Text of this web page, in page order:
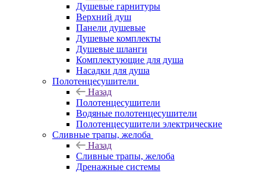
Душевые гарнитуры
Верхний душ
Панели душевые
Душевые комплекты
Душевые шланги
Комплектующие для душа
Насадки для душа
Полотенцесушители
Назад
Полотенцесушители
Водяные полотенцесушители
Полотенцесушители электрические
Сливные трапы, желоба
Назад
Сливные трапы, желоба
Дренажные системы